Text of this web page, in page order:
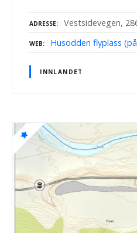
ADRESSE Vestsidevegen,
WEB Husodden flyplass
INNLANDET